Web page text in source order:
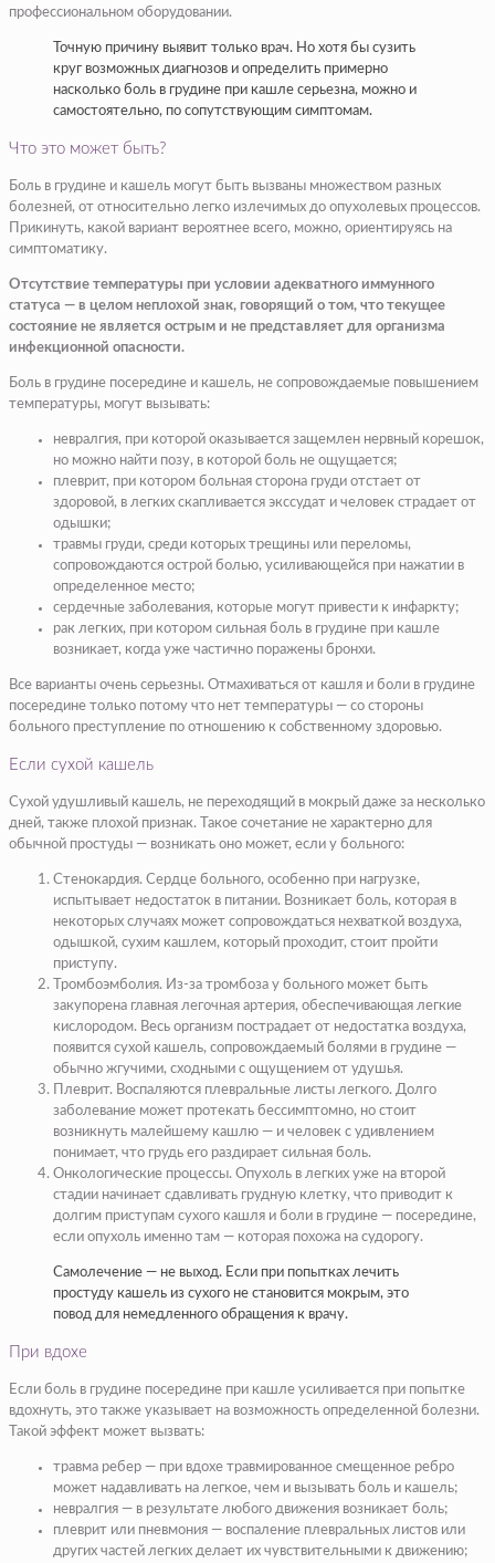
профессиональном оборудовании.
Точную причину выявит только врач. Но хотя бы сузить
круг возможных диагнозов и определить примерно
насколько боль в грудине при кашле серьезна, можно и
самостоятельно, по сопутствующим симптомам.
Что это может быть?
Боль в грудине и кашель могут быть вызваны множеством разных
болезней, от относительно легко излечимых до опухолевых процессов.
Прикинуть, какой вариант вероятнее всего, можно, ориентируясь на
симптоматику.
Отсутствие температуры при условии адекватного иммунного
статуса — в целом неплохой знак, говорящий о том, что текущее
состояние не является острым и не представляет для организма
инфекционной опасности.
Боль в грудине посередине и кашель, не сопровождаемые повышением
температуры, могут вызывать:
невралгия, при которой оказывается защемлен нервный корешок,
но можно найти позу, в которой боль не ощущается;
плеврит, при котором больная сторона груди отстает от
здоровой, в легких скапливается экссудат и человек страдает от
одышки;
травмы груди, среди которых трещины или переломы,
сопровождаются острой болью, усиливающейся при нажатии в
определенное место;
сердечные заболевания, которые могут привести к инфаркту;
рак легких, при котором сильная боль в грудине при кашле
возникает, когда уже частично поражены бронхи.
Все варианты очень серьезны. Отмахиваться от кашля и боли в грудине
посередине только потому что нет температуры — со стороны
больного преступление по отношению к собственному здоровью.
Если сухой кашель
Сухой удушливый кашель, не переходящий в мокрый даже за несколько
дней, также плохой признак. Такое сочетание не характерно для
обычной простуды — возникать оно может, если у больного:
Стенокардия. Сердце больного, особенно при нагрузке,
испытывает недостаток в питании. Возникает боль, которая в
некоторых случаях может сопровождаться нехваткой воздуха,
одышкой, сухим кашлем, который проходит, стоит пройти
приступу.
Тромбоэмболия. Из-за тромбоза у больного может быть
закупорена главная легочная артерия, обеспечивающая легкие
кислородом. Весь организм пострадает от недостатка воздуха,
появится сухой кашель, сопровождаемый болями в грудине —
обычно жгучими, сходными с ощущением от удушья.
Плеврит. Воспаляются плевральные листы легкого. Долго
заболевание может протекать бессимптомно, но стоит
возникнуть малейшему кашлю — и человек с удивлением
понимает, что грудь его раздирает сильная боль.
Онкологические процессы. Опухоль в легких уже на второй
стадии начинает сдавливать грудную клетку, что приводит к
долгим приступам сухого кашля и боли в грудине — посередине,
если опухоль именно там — которая похожа на судорогу.
Самолечение — не выход. Если при попытках лечить
простуду кашель из сухого не становится мокрым, это
повод для немедленного обращения к врачу.
При вдохе
Если боль в грудине посередине при кашле усиливается при попытке
вдохнуть, это также указывает на возможность определенной болезни.
Такой эффект может вызвать:
травма ребер — при вдохе травмированное смещенное ребро
может надавливать на легкое, чем и вызывать боль и кашель;
невралгия — в результате любого движения возникает боль;
плеврит или пневмония — воспаление плевральных листов или
других частей легких делает их чувствительными к движению;